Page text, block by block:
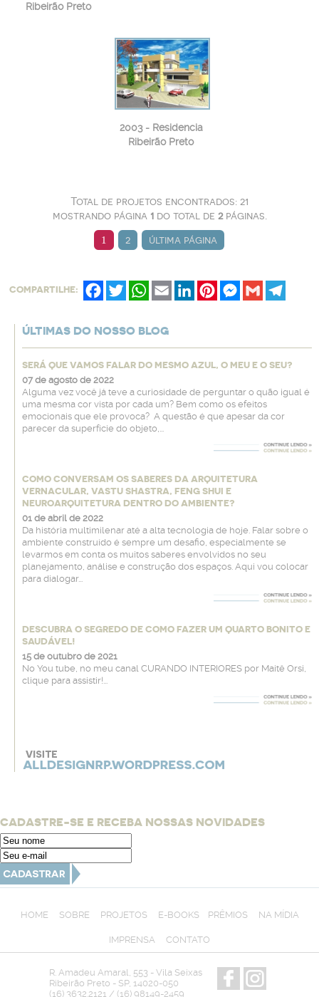
Ribeirão Preto
2003 - Residencia
Ribeirão Preto
Total de projetos encontrados: 21
mostrando página 1do total de 2páginas.
1 2 última página
COMPARTILHE: Facebook
TwitterWhatsApp
Email LinkedInPinterestMessenger
Gmail
ÚLTIMAS DO NOSSO BLOG
SERÁ QUE VAMOS FALAR DO MESMO AZUL, O MEU E O SEU?
07 de agosto de 2022
Alguma vez você já teve a curiosidade de perguntar o quão igual é
uma mesma cor vista por cada um? Bem como os efeitos
emocionais que ele provoca? A questão é que apesar da cor
parecer da superfície do objeto,...
COMO CONVERSAM OS SABERES DA ARQUITETURA
VERNACULAR, VASTU SHASTRA, FENG SHUI E
NEUROARQUITETURA DENTRO DO AMBIENTE?
01 de abril de 2022
Da história multimilenar até a alta tecnologia de hoje. Falar sobre o
ambiente construído é sempre um desafio, especialmente se
levarmos em conta os muitos saberes envolvidos no seu
planejamento, análise e construção dos espaços. Aqui vou colocar
para dialogar...
DESCUBRA O SEGREDO DE COMO FAZER UM QUARTO BONITO E
SAUDÁVEL!
15 de outubro de 2021
No You tube, no meu canal CURANDO INTERIORES por Maitê Orsi,
clique para assistir!...
CADASTRE-SE E RECEBA NOSSAS NOVIDADES
HOME SOBRE PROJETOS E-BOOKS PRÊMIOS NA MÍDIA
IMPRENSA CONTATO
R. Amadeu Amaral, 553 - Vila Seixas
Ribeirão Preto - SP, 14020-050
(16) 3632.2121 / (16) 98149-2459